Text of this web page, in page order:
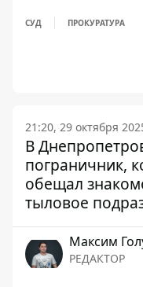
СУД ПРОКУРАТУРА
21:20, 29 октября
В
пограничник,
обещал
тыловое
Максим
РЕДАКТОР